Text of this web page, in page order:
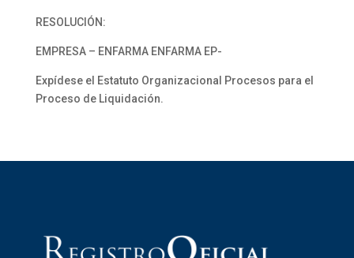
RESOLUCIÓN:
EMPRESA – ENFARMA ENFARMA EP-
Expídese el Estatuto Organizacional Procesos para el
Proceso de Liquidación.